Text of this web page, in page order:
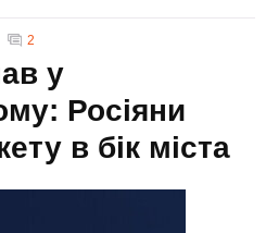
2
у
Росіяни
в бік міста